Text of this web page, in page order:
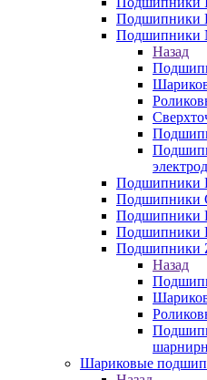
Подшипники
Подшипники
Назад
Подшипники
Подшипники
Подшипники
Подшипники
Подшипники
Назад
Шариковые